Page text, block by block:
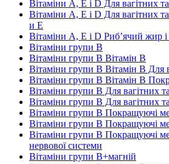
Вітаміни А, Е і D Для вагітних
Вітаміни А, Е і D Для вагітних
и E
Вітаміни А, Е і D Риб’ячий жир
Вітаміни групи В
Вітаміни групи В Вітамін B
Вітаміни групи В Вітамін B Для
Вітаміни групи В Вітамін B
Вітаміни групи В Для вагітних
Вітаміни групи В Для вагітних
Вітаміни групи В Покращуючі
Вітаміни групи В Покращуючі
Вітаміни групи В Покращуючі
нервової системи
Вітаміни групи В+магній